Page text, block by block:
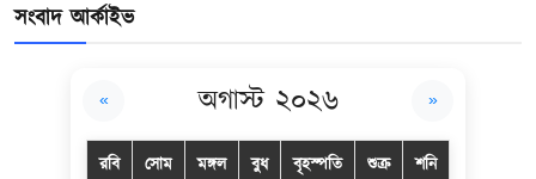
সংবাদ আর্কাইভ
« অগাস্ট ২০২৬ »
রবি সোম মঙ্গল বুধ বৃহস্পতি শুক্র শনি